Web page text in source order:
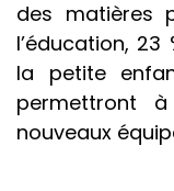
des matières
l’éducation, 23
la petite
permettront
nouveaux